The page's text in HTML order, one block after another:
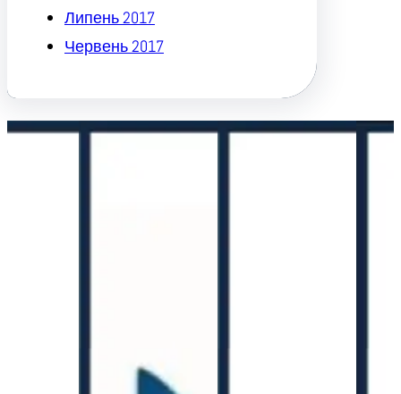
Липень 2017
Червень 2017